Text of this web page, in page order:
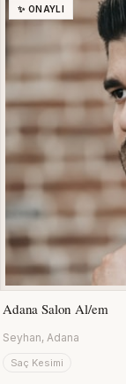
✨ ONAYLI
Adana Salon Al/em
Seyhan, Adana
Saç Kesimi